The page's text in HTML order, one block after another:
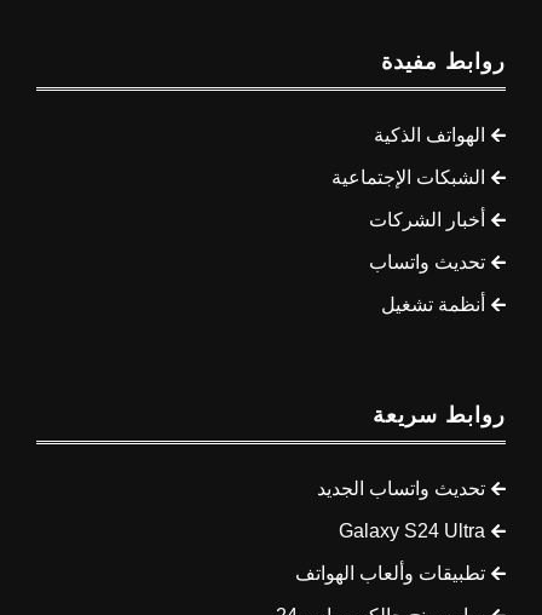
روابط مفيدة
الهواتف الذكية
الشبكات الإجتماعية
أخبار الشركات
تحديث واتساب
أنظمة تشغيل
روابط سريعة
تحديث واتساب الجديد
Galaxy S24 Ultra
تطبيقات وألعاب الهواتف